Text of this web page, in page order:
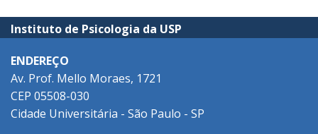
Instituto de Psicologia da USP
ENDEREÇO
Av. Prof. Mello Moraes, 1721
CEP 05508-030
Cidade Universitária - São Paulo - SP